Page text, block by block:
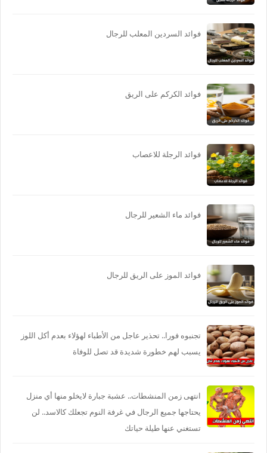
فوائد السردين المعلب للرجال
فوائد الكركم على الريق
فوائد الرجلة للاعصاب
فوائد ماء الشعير للرجال
فوائد الموز على الريق للرجال
تجنبوه فورا.. تحذير عاجل من الأطباء لهؤلاء بعدم أكل اللوز
يسبب لهم خطورة شديدة قد تصل للوفاة
انتهى زمن المنشطات.. عشبة جبارة لايخلو منها أي منزل
يحتاجها جميع الرجال في غرفة النوم تجعلك كالاسد.. لن
تستغني عنها طيلة حياتك